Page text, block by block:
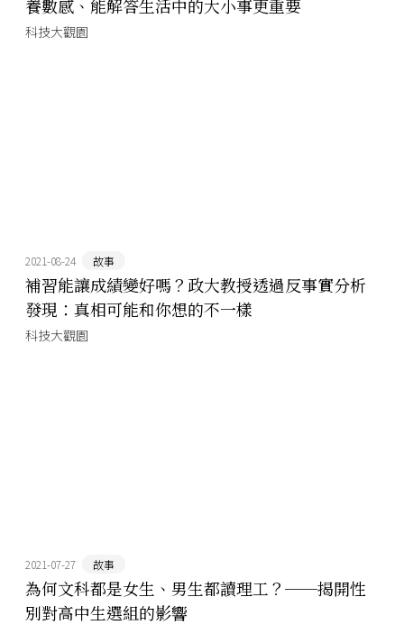
養數感、能解答生活中的大小事更重要
科技大觀園
2021-08-24 故事
補習能讓成績變好嗎？政大教授透過反事實分析
發現：真相可能和你想的不一樣
科技大觀園
2021-07-27 故事
為何文科都是女生、男生都讀理工？──揭開性
別對高中生選組的影響